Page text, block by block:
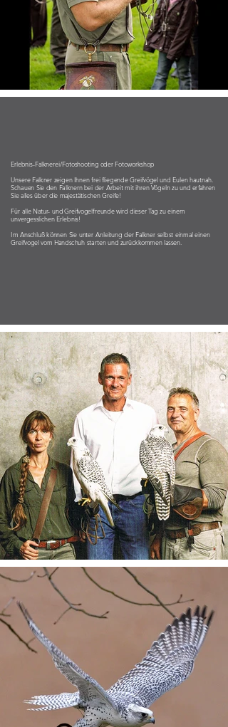
Erlebnis-Falknerei/Fotoshooting oder Fotoworkshop
Unsere Falkner zeigen Ihnen frei fliegende Greifvögel und Eulen hautnah.
Schauen Sie den Falknern bei der Arbeit mit ihren Vögeln zu und erfahren
Sie alles über die majestätischen Greife!
Für alle Natur- und Greifvogelfreunde wird dieser Tag zu einem
unvergesslichen Erlebnis!
Im Anschluß können Sie unter Anleitung der Falkner selbst einmal einen
Greifvogel vom Handschuh starten und zurückkommen lassen.